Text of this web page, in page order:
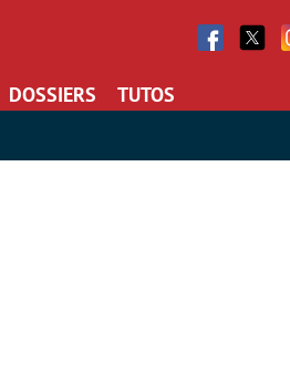
DOSSIERS TUTOS